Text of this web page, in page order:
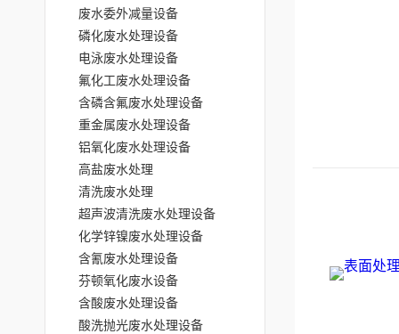
废水委外减量设备
磷化废水处理设备
电泳废水处理设备
氟化工废水处理设备
含磷含氟废水处理设备
重金属废水处理设备
铝氧化废水处理设备
高盐废水处理
清洗废水处理
超声波清洗废水处理设备
化学锌镍废水处理设备
含氰废水处理设备
芬顿氧化废水设备
含酸废水处理设备
酸洗抛光废水处理设备